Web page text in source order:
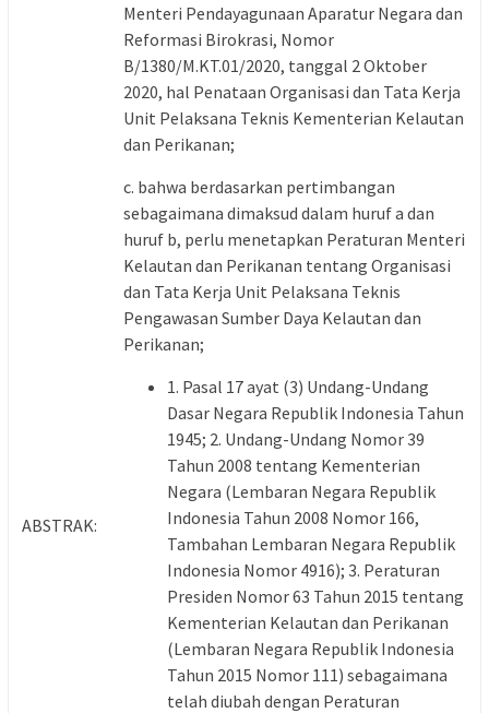
ABSTRAK:
Menteri Pendayagunaan Aparatur Negara dan
Reformasi Birokrasi, Nomor
B/1380/M.KT.01/2020, tanggal 2 Oktober
2020, hal Penataan Organisasi dan Tata Kerja
Unit Pelaksana Teknis Kementerian Kelautan
dan Perikanan;
c. bahwa berdasarkan pertimbangan
sebagaimana dimaksud dalam huruf a dan
huruf b, perlu menetapkan Peraturan Menteri
Kelautan dan Perikanan tentang Organisasi
dan Tata Kerja Unit Pelaksana Teknis
Pengawasan Sumber Daya Kelautan dan
Perikanan;
1. Pasal 17 ayat (3) Undang-Undang
Dasar Negara Republik Indonesia Tahun
1945; 2. Undang-Undang Nomor 39
Tahun 2008 tentang Kementerian
Negara (Lembaran Negara Republik
Indonesia Tahun 2008 Nomor 166,
Tambahan Lembaran Negara Republik
Indonesia Nomor 4916); 3. Peraturan
Presiden Nomor 63 Tahun 2015 tentang
Kementerian Kelautan dan Perikanan
(Lembaran Negara Republik Indonesia
Tahun 2015 Nomor 111) sebagaimana
telah diubah dengan Peraturan